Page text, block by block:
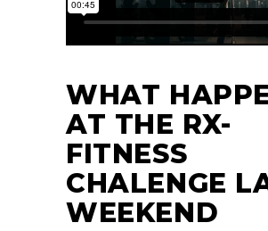
WHAT
AT THE RX-
FITNESS
CHALENGE
WEEKEND